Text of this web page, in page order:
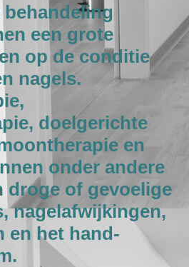
behandeling
een grote
op de conditie
nagels.
doelgerichte
en
onder andere
droge of gevoelige
nagelafwijkingen,
en het hand-